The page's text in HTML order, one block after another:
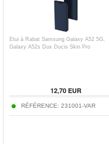
Etui à Rabat Samsung Galaxy A52 5G,
Galaxy A52s Dux Ducis Skin Pro
12,70EUR
RÉFÉRENCE: 231001-VAR